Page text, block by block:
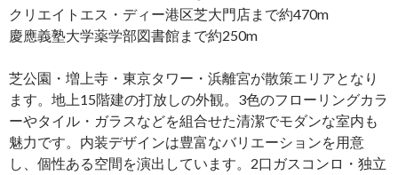
クリエイトエス・ディー港区芝大門店まで約470m
慶應義塾大学薬学部図書館まで約250m
芝公園・増上寺・東京タワー・浜離宮が散策エリアとなり
ます。地上15階建の打放しの外観。3色のフローリングカラ
ーやタイル・ガラスなどを組合せた清潔でモダンな室内も
魅力です。内装デザインは豊富なバリエーションを用意
し、個性ある空間を演出しています。2口ガスコンロ・独立